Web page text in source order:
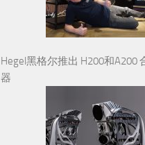
Hegel黑格尔推出 H200和A200
器